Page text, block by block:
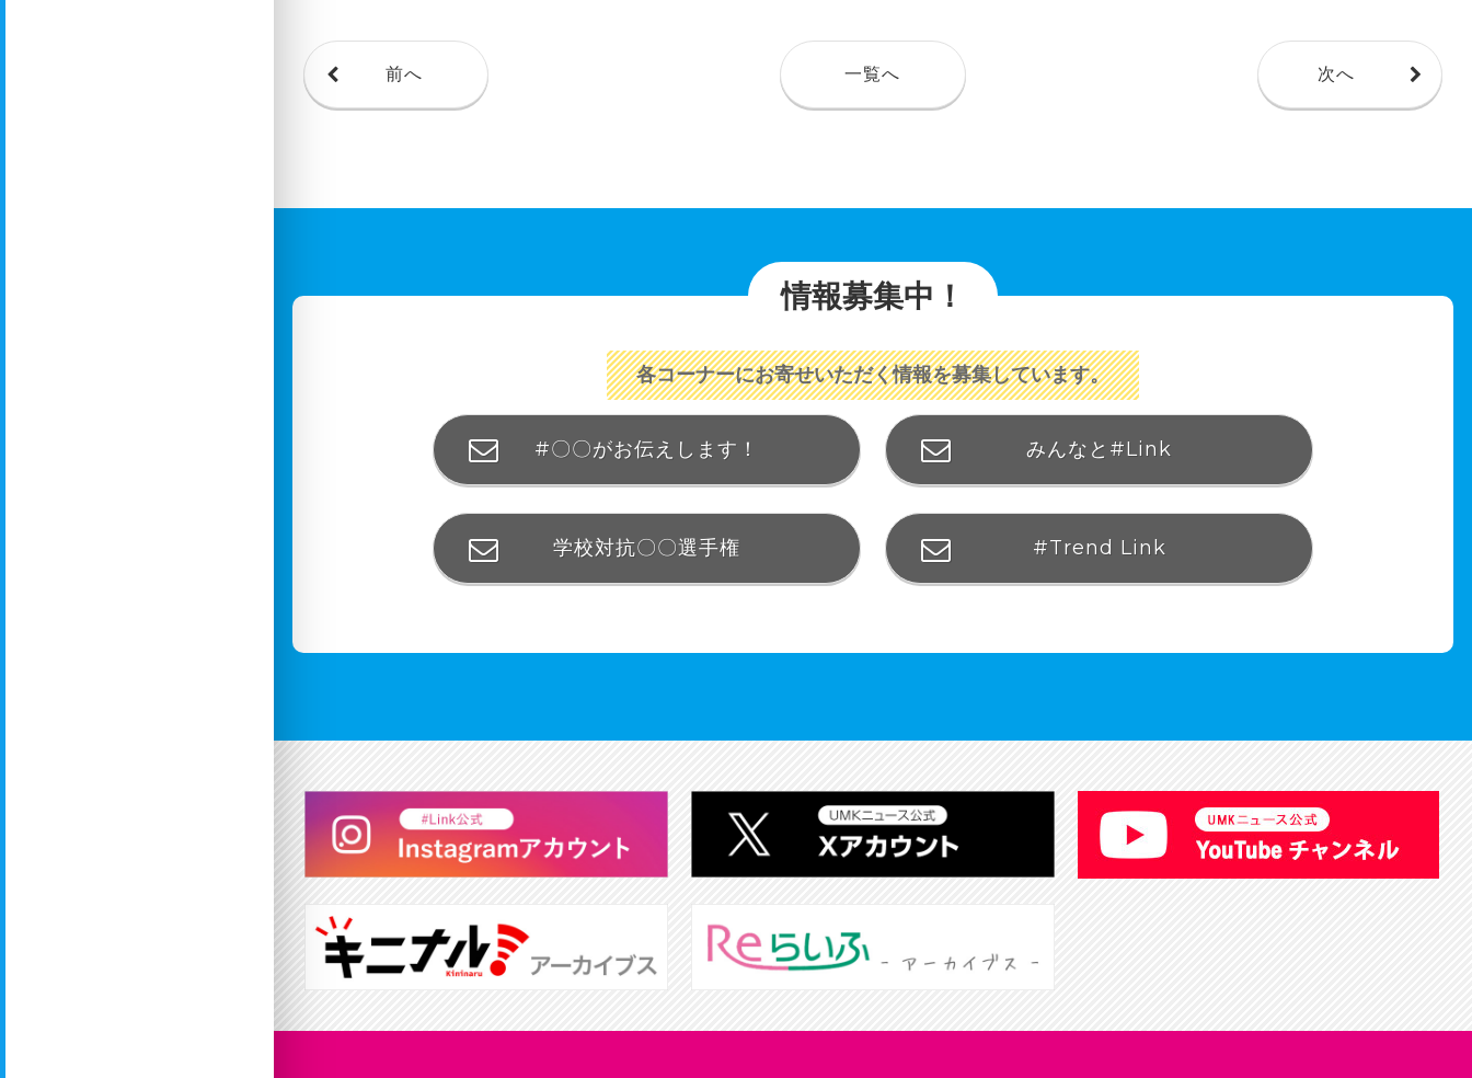
前へ 一覧へ 次へ
情報募集中！
各コーナーにお寄せいただく情報を募集しています。
#〇〇がお伝えします！ みんなと#Link
学校対抗〇〇選手権 #Trend Link